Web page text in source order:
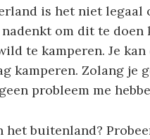
is het niet legaal
om dit te doen
te kamperen. Je
kamperen. Zolang je
probleem me
buitenland?